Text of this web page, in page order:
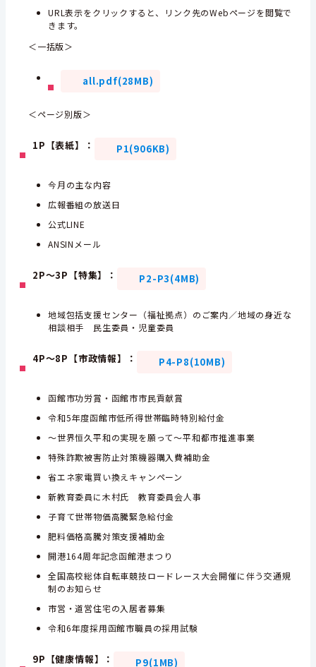
URL表示をクリックすると、リンク先のWebページを閲覧で
きます。
＜一括版＞
all.pdf(28MB)
＜ページ別版＞
1P【表紙】： P1(906KB)
今月の主な内容
広報番組の放送日
公式LINE
ANSINメール
2P～3P【特集】： P2-P3(4MB)
地域包括支援センター（福祉拠点）のご案内／地域の身近な
相談相手 民生委員・児童委員
4P～8P【市政情報】： P4-P8(10MB)
函館市功労賞・函館市市民貢献賞
令和5年度函館市低所得世帯臨時特別給付金
～世界恒久平和の実現を願って～平和都市推進事業
特殊詐欺被害防止対策機器購入費補助金
省エネ家電買い換えキャンペーン
新教育委員に木村氏 教育委員会人事
子育て世帯物価高騰緊急給付金
肥料価格高騰対策支援補助金
開港164周年記念函館港まつり
全国高校総体自転車競技ロードレース大会開催に伴う交通規
制のお知らせ
市営・道営住宅の入居者募集
令和6年度採用函館市職員の採用試験
9P【健康情報】： P9(1MB)